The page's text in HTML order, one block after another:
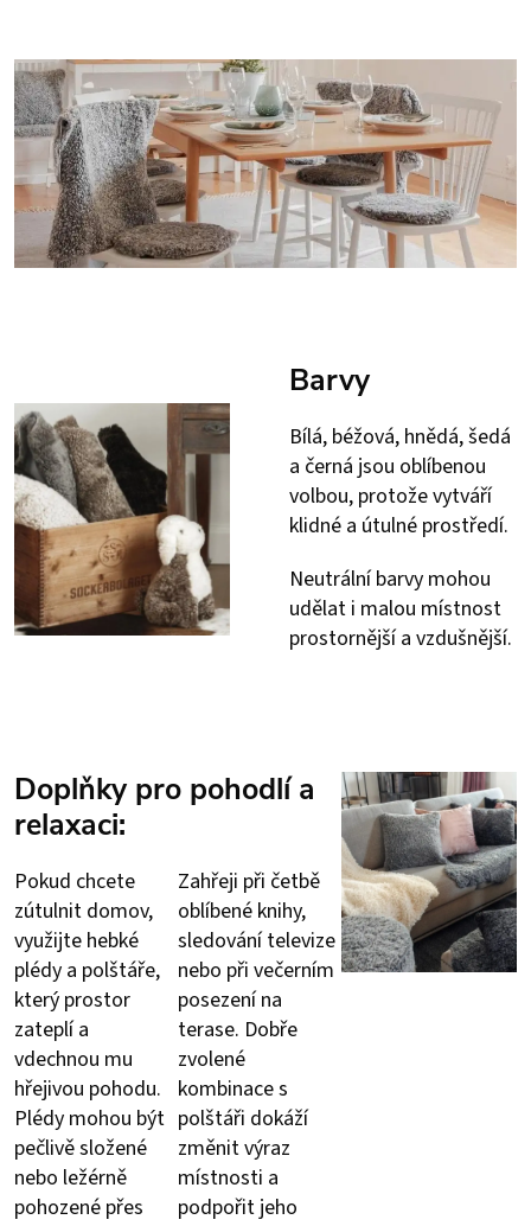
Barvy
Bílá, béžová, hnědá, šedá
a černá jsou oblíbenou
volbou, protože vytváří
klidné a útulné prostředí.
Neutrální barvy mohou
udělat i malou místnost
prostornější a vzdušnější.
Doplňky pro pohodlí a
relaxaci:
Pokud chcete
zútulnit domov,
využijte hebké
plédy a polštáře,
který prostor
zateplí a
vdechnou mu
hřejivou pohodu.
Plédy mohou být
pečlivě složené
nebo ležérně
pohozené přes
Zahřeji při četbě
oblíbené knihy,
sledování televize
nebo při večerním
posezení na
terase. Dobře
zvolené
kombinace s
polštáři dokáží
změnit výraz
místnosti a
podpořit jeho